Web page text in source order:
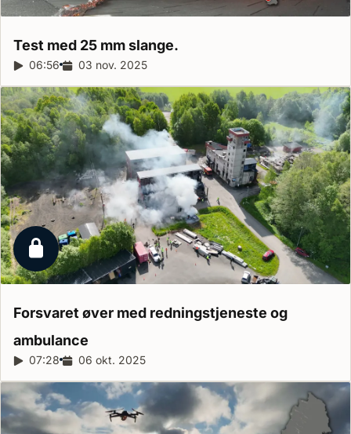
Test med 25 mmslange.
Reportagelængde:
06:56 Udgivelsesdato:
03 nov. 2025
Låst reportage
Forsvaret øver med redningstjeneste og
ambulance
Reportagelængde:
07:28 Udgivelsesdato:
06 okt. 2025